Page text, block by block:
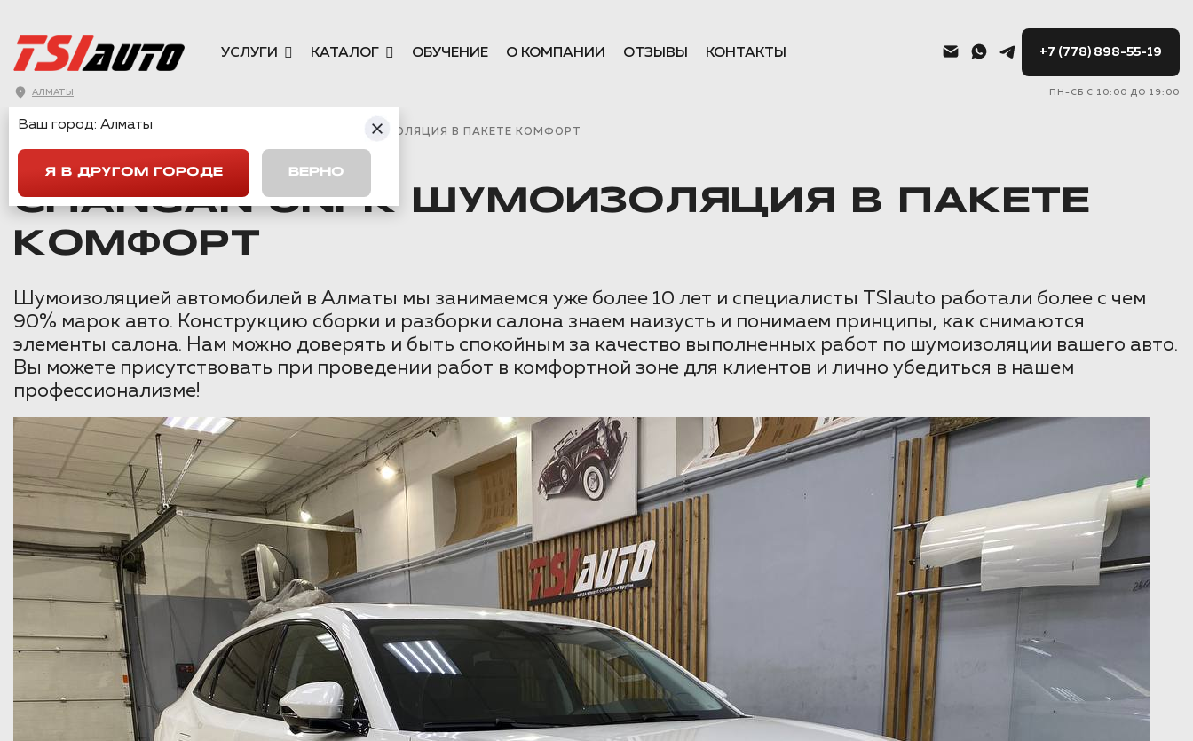
АЛМАТЫ
УСЛУГИ КАТАЛОГ ОБУЧЕНИЕ О КОМПАНИИ ОТЗЫВЫ КОНТАКТЫ +7 (778) 898-55-19
ПН-СБ С 10:00 ДО 19:00
ГЛАВНАЯ → CHANGAN CHANGAN UNI-K ШУМОИЗОЛЯЦИЯ В ПАКЕТЕ КОМФОРТ
CHANGAN UNI-K ШУМОИЗОЛЯЦИЯ В ПАКЕТЕ
КОМФОРТ
Шумоизоляцией автомобилей в Алматы мы занимаемся уже более 10 лет и специалисты TSIauto работали более с чем
90% марок авто. Конструкцию сборки и разборки салона знаем наизусть и понимаем принципы, как снимаются
элементы салона. Нам можно доверять и быть спокойным за качество выполненных работ по шумоизоляции вашего авто.
Вы можете присутствовать при проведении работ в комфортной зоне для клиентов и лично убедиться в нашем
профессионализме!
Ваш город: Алматы
Я В ДРУГОМ ГОРОДЕ ВЕРНО